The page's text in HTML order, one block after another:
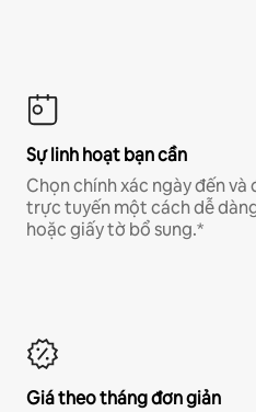
Sự linh hoạt bạn cần
Chọn chính xác ngày đến
trực tuyến một cách dễ
hoặc giấy tờ bổ sung.*
Giá theo tháng đơn giản